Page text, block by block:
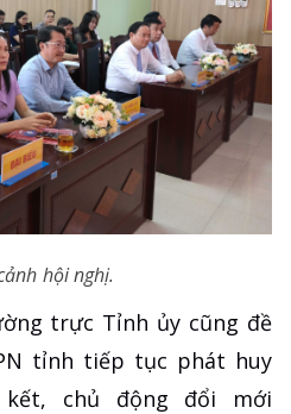
hội nghị.
trực Tỉnh ủy cũng đề
tỉnh tiếp tục phát huy
chủ động đổi mới